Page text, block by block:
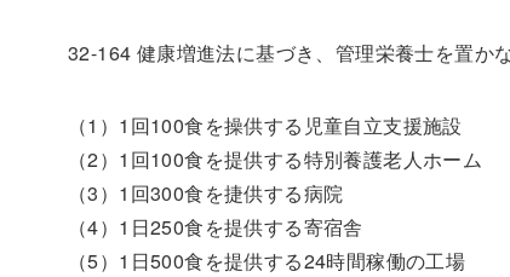
32-164 健康増進法に基づき、管理栄養士を置か
（1）1回100食を操供する児童自立支援施設
（2）1回100食を提供する特別養護老人ホーム
（3）1回300食を捷供する病院
（4）1日250食を提供する寄宿舎
（5）1日500食を提供する24時間稼働の工場